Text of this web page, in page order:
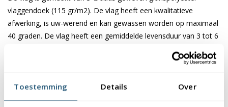
Toestemming Details Over
vlaggendoek (115 gr/m2). De vlag heeft een kwalitatieve
afwerking, is uw-werend en kan gewassen worden op maximaal
40 graden. De vlag heeft een gemiddelde levensduur van 3 tot 6
Voordelen van de Kaapverdische vlag
kopen bij Vlaggen Unie